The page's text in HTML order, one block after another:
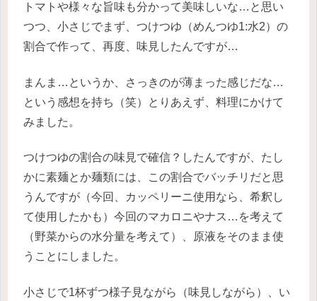
トマトや様々な旨味も分かって美味しいな…と思い
つつ、小さじでまず、つけつゆ（めんつゆ1:水2）の
割合で作って、再度、味見したんですが…
まんま…というか、さっきのが薄まった感じだな…
という感想を持ち（笑）とりあえず、料理にかけて
みました。
つけつゆの割合の味見で確信？したんですが、たし
かに素麺とか麺類には、この割合でバッチリだと思
うんですが（今回、カッペリーニ使用なら、希釈し
て使用したかも）今回のマカロニやナス…を考えて
（野菜からの水分量を考えて）、原液をそのまま使
うことにしました。
小さじで1杯ずつ様子見ながら（味見しながら）、い